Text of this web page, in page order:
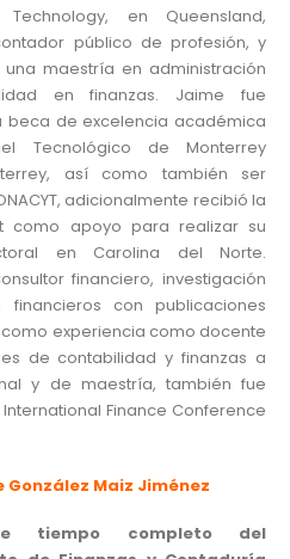
en Queensland,
público de profesión, y
maestría en administración
en finanzas. Jaime fue
beca de excelencia académica
Tecnológico de Monterrey
así como también ser
adicionalmente recibió la
como apoyo para realizar su
en Carolina del Norte.
financiero, investigación
financieros con publicaciones
experiencia como docente
de contabilidad y finanzas a
y de maestría, también fue
Finance Conference
González Maiz Jiménez
tiempo completo del